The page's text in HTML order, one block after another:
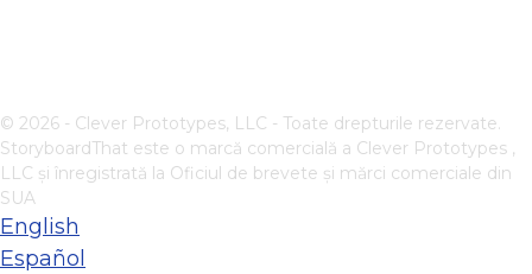
© 2026 - Clever Prototypes, LLC - Toate drepturile rezervate.
StoryboardThat este o marcă comercială a Clever Prototypes ,
LLC și înregistrată la Oficiul de brevete și mărci comerciale din
SUA
English
Español